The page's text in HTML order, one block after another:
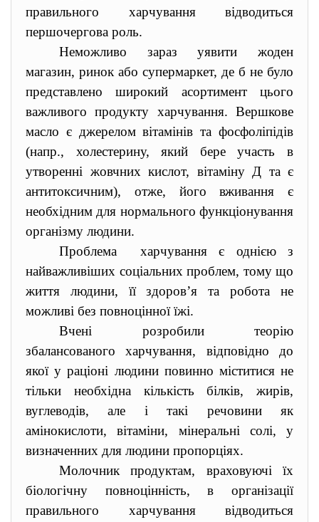
правильного харчування відводиться
першочергова роль.
Неможливо зараз уявити жоден
магазин, ринок або супермаркет, де б не було
представлено широкий асортимент цього
важливого продукту харчування. Вершкове
масло є джерелом вітамінів та фосфоліпідів
(напр., холестерину, який бере участь в
утворенні жовчних кислот, вітаміну Д та є
антитоксичним), отже, його вживання є
необхідним для нормального функціонування
організму людини.
Проблема харчування є однією з
найважливіших соціальних проблем, тому що
життя людини, її здоров’я та робота не
можливі без повноцінної їжі.
Вчені розробили теорію
збалансованого харчування, відповідно до
якої у раціоні людини повинно міститися не
тільки необхідна кількість білків, жирів,
вуглеводів, але і такі речовини як
амінокислоти, вітаміни, мінеральні солі, у
визначенних для людини пропорціях.
Молочник продуктам, враховуючі їх
біологічну повноцінність, в організації
правильного харчування відводиться